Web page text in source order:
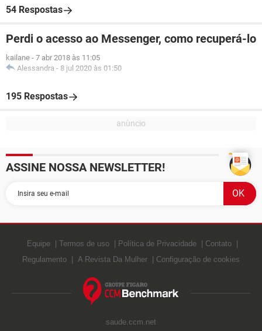
54 Respostas
Perdi o acesso ao Messenger, como recuperá-lo
kailane - 7 abr 2018 às 11:05
Alessandra - 8 jul 2020 às 01:50
195 Respostas
ASSINE NOSSA NEWSLETTER!
Equipe Termos de uso Política de Privacidade
Contato
Regulamento
A Revista Da Mulher Configuração de cookies
saude.ccm.net